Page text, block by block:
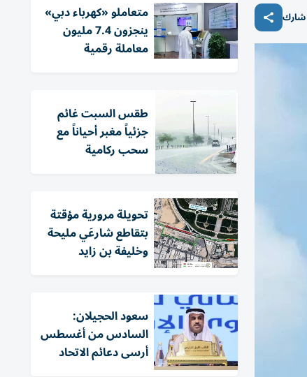
شارك متعاملو «كهرباء دبي»
ينجزون 7.4 مليون
معاملة رقمية
طقس السبت غائم
جزئياً مغبر أحياناً مع
سحب ركامية
تحويلة مرورية مؤقتة
بتقاطع شارعَي مليحة
وخليفة بن زايد
سعود الحجيلان:
السادس من أغسطس
أرسى دعائم الاتحاد